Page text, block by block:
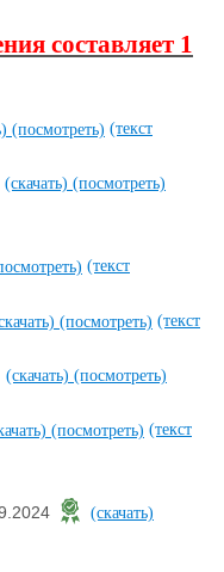
составляет 1
(посмотреть) (текст
(скачать) (посмотреть)
(текст
(посмотреть) (текст
(скачать) (посмотреть)
(посмотреть) (текст
(скачать)